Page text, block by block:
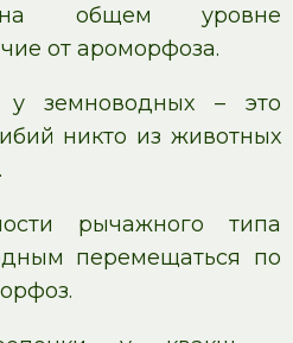
на общем уровне
от ароморфоза.
у земноводных – это
никто из животных
рычажного типа
перемещаться по